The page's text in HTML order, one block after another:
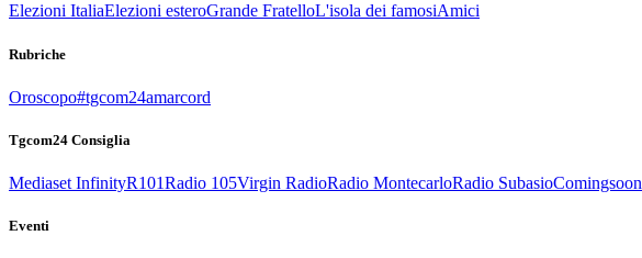
Elezioni ItaliaElezioni esteroGrande FratelloL'isola dei famosiAmici
Rubriche
Oroscopo#tgcom24amarcord
Tgcom24 Consiglia
Mediaset InfinityR101Radio 105Virgin RadioRadio MontecarloRadio SubasioComingsoon
Eventi